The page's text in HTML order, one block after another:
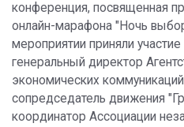
конференция, посвященная
онлайн-марафона "Ночь
мероприятии приняли
генеральный директор
экономических
сопредседатель движения
координатор Ассоциации